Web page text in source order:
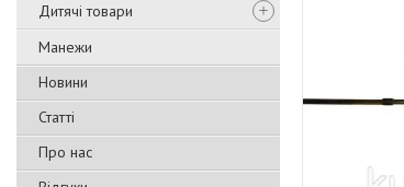
Дитячі товари
Манежи
Новини
Статті
Про нас